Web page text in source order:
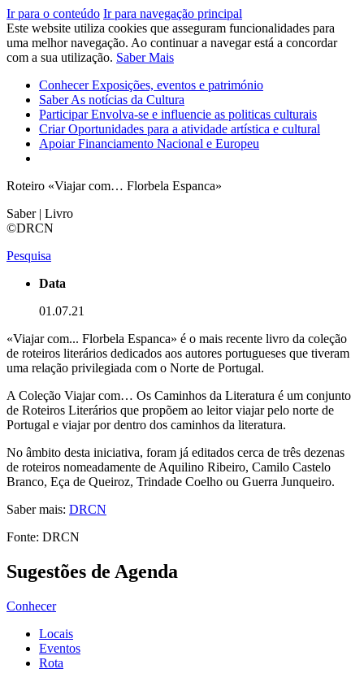
Ir para o conteúdo Ir para navegação principal
Este website utiliza cookies que asseguram funcionalidades para
uma melhor navegação. Ao continuar a navegar está a concordar
com a sua utilização. Saber Mais
ConhecerExposições, eventos e património
SaberAs notícias da Cultura
ParticiparEnvolva-se e influencie as politicas culturais
CriarOportunidades para a atividade artística e cultural
ApoiarFinanciamento Nacional e Europeu
Roteiro «Viajar com… Florbela Espanca»
Saber | Livro
©DRCN
Pesquisa
Data
01.07.21
«Viajar com... Florbela Espanca» é o mais recente livro da coleção
de roteiros literários dedicados aos autores portugueses que tiveram
uma relação privilegiada com o Norte de Portugal.
A Coleção Viajar com… Os Caminhos da Literatura é um conjunto
de Roteiros Literários que propõem ao leitor viajar pelo norte de
Portugal e viajar por dentro dos caminhos da literatura.
No âmbito desta iniciativa, foram já editados cerca de três dezenas
de roteiros nomeadamente de Aquilino Ribeiro, Camilo Castelo
Branco, Eça de Queiroz, Trindade Coelho ou Guerra Junqueiro.
Saber mais: DRCN
Fonte: DRCN
Sugestões de Agenda
Conhecer
Locais
Eventos
Rota